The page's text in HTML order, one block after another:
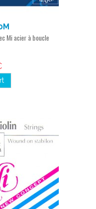
Mi acier à boucle